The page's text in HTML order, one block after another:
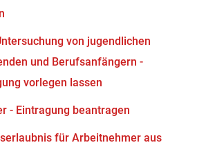
von jugendlichen
und Berufsanfängern -
vorlegen lassen
- Eintragung beantragen
für Arbeitnehmer aus